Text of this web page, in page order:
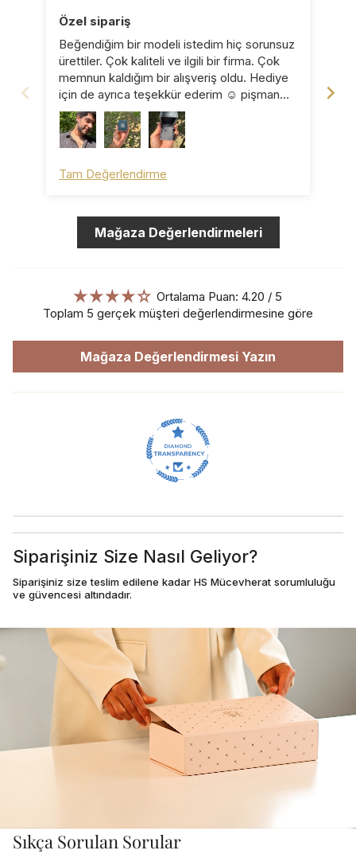
Özel sipariş
Beğendiğim bir modeli istedim hiç sorunsuz
ürettiler. Çok kaliteli ve ilgili bir firma. Çok
memnun kaldığım bir alışveriş oldu. Hediye
için de ayrıca teşekkür ederim ☺️ pişman
olmazsınız ☺️
Tam Değerlendirme
Mağaza Değerlendirmeleri
Ortalama Puan: 4.20 / 5
Toplam 5 gerçek müşteri değerlendirmesine göre
Mağaza Değerlendirmesi Yazın
Siparişiniz Size Nasıl Geliyor?
Siparişiniz size teslim edilene kadar HS Mücevherat sorumluluğu
ve güvencesi altındadır.
Sıkça Sorulan Sorular